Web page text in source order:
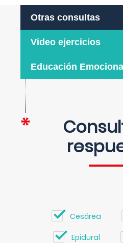
Otras consultas
Video ejercicios
Educación Emocional
Cesárea
Epidural